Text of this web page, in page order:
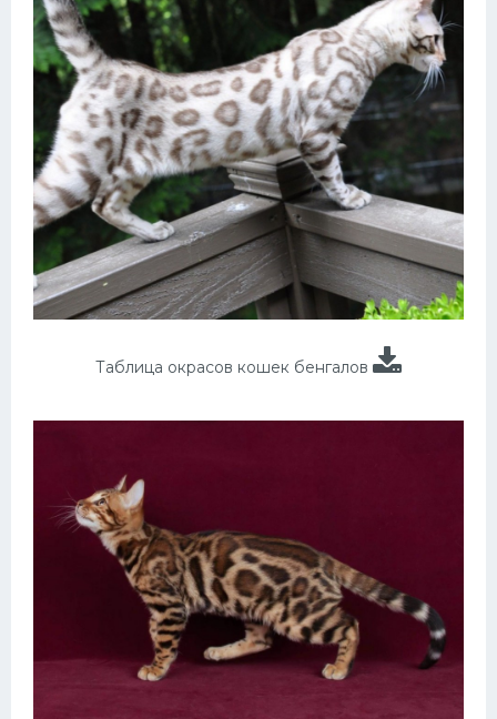
Таблица окрасов кошек бенгалов